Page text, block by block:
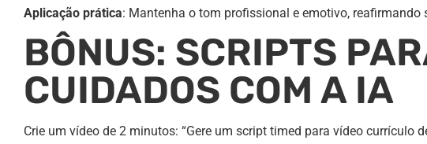
Aplicação prática: Mantenha o tom profissional e emotivo, reafirmando
BÔNUS: SCRIPTS
CUIDADOS COM A IA
Crie um vídeo de 2 minutos: “Gere um script timed para vídeo currículo